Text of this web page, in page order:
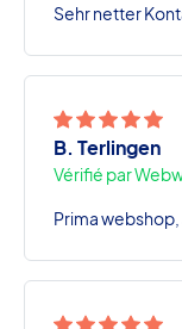
Sehr netter
B. Terlingen
Vérifié par
Prima